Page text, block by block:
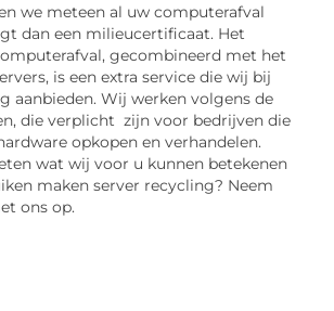
we meteen al uw computerafval
dan een milieucertificaat. Het
gecombineerd met het
is een extra service die wij bij
aanbieden. Wij werken volgens de
die verplicht zijn voor bedrijven die
opkopen en verhandelen.
wat wij voor u kunnen betekenen
maken server recycling? Neem
ons op.